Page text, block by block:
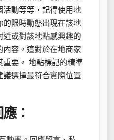
活動等等，記得使用地
的限時動態出現在該地
近或對該地點感興趣的
內容。這對於在地商家
重要。 地點標記的精準
議選擇最符合實際位置
：